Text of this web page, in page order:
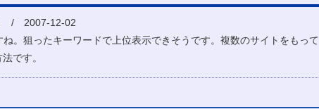
/ 2007-12-02
ね。狙ったキーワードで上位表示できそうです。複数のサイトをもって
です。